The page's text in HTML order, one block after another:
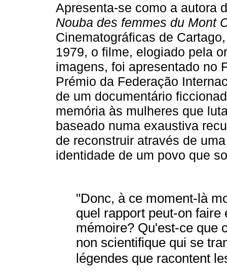
Apresenta­‑se como a autora
Nouba des femmes du Mont
Cinematográficas de
1979, o filme, elogiado pela
imagens, foi apresentado no
Prémio da Federação
de um documentário
memória às mulheres que
baseado numa exaustiva
de reconstruir através de
identidade de um povo que
"Donc, à ce moment­‑là
quel rapport peut­‑on
mémoire? Qu'est­‑ce que
non scientifique qui se
légendes que racontent